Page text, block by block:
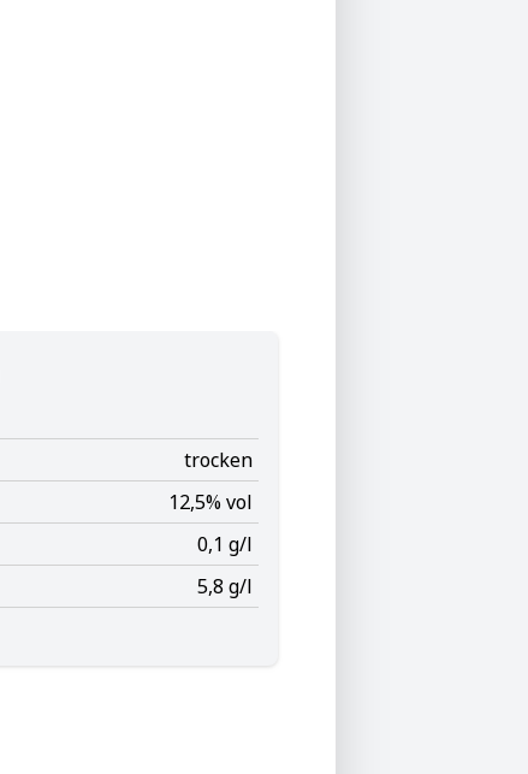
trocken
12,5% vol
0,1 g/l
5,8 g/l